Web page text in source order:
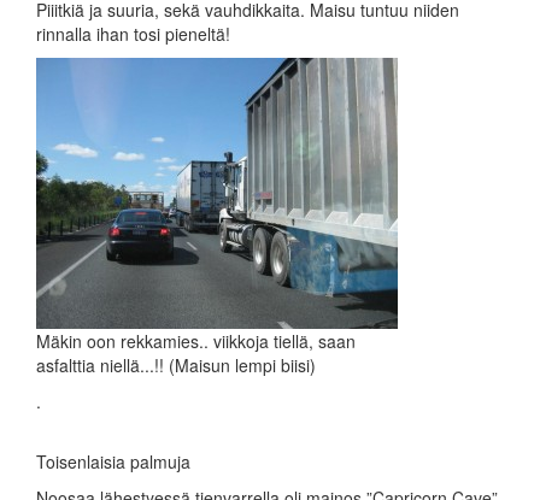
Piiitkiä ja suuria, sekä vauhdikkaita. Maisu tuntuu niiden
rinnalla ihan tosi pieneltä!
Mäkin oon rekkamies.. viikkoja tiellä, saan
asfalttia niellä...!! (Maisun lempi biisi)
.
Toisenlaisia palmuja